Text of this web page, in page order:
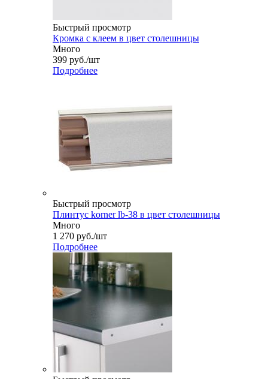
Быстрый просмотр
Кромка с клеем в цвет столешницы
Много
399 руб./шт
Подробнее
Быстрый просмотр
Плинтус korner lb-38 в цвет столешницы
Много
1 270 руб./шт
Подробнее